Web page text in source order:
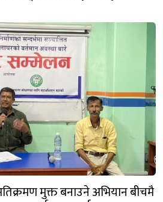
मुक्त बनाउने अभियान बीचमै